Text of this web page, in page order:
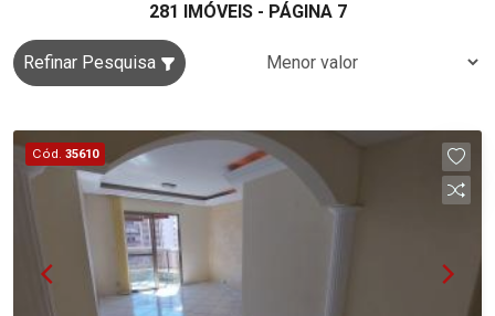
281 IMÓVEIS - PÁGINA 7
Refinar Pesquisa
Cód. 35610